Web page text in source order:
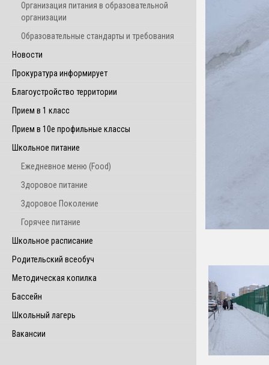
Организация питания в образовательной
организации
Образовательные стандарты и требования
Новости
Прокуратура информирует
Благоустройство территории
Прием в 1 класс
Прием в 10е профильные классы
Школьное питание
Ежедневное меню (Food)
Здоровое питание
Здоровое Поколение
Горячее питание
Школьное расписание
Родительский всеобуч
Методическая копилка
Бассейн
Школьный лагерь
Вакансии